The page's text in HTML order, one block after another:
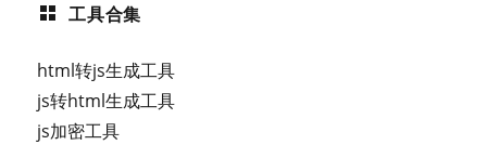
工具合集
html转js生成工具
js转html生成工具
js加密工具